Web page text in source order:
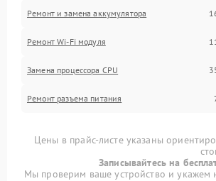
Ремонт и замена аккумулятора
Ремонт Wi-Fi модуля
Замена процессора CPU
Ремонт разъема питания
Цены в прайс-листе указаны
Записывайтесь на
Мы проверим ваше устройство и укажем